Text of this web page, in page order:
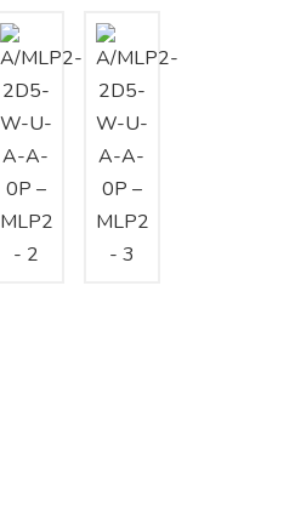
khiển
lý cho toà nhà (BMS)
cấp thiết bị HVAC
tủ điều khiển
HVAC